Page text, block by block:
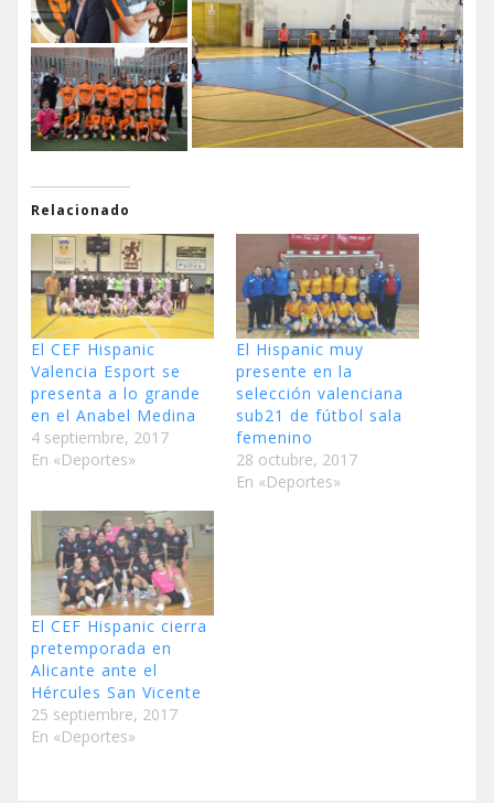
Relacionado
El CEF Hispanic
Valencia Esport se
presenta a lo grande
en el Anabel Medina
4 septiembre, 2017
En «Deportes»
El Hispanic muy
presente en la
selección valenciana
sub21 de fútbol sala
femenino
28 octubre, 2017
En «Deportes»
El CEF Hispanic cierra
pretemporada en
Alicante ante el
Hércules San Vicente
25 septiembre, 2017
En «Deportes»